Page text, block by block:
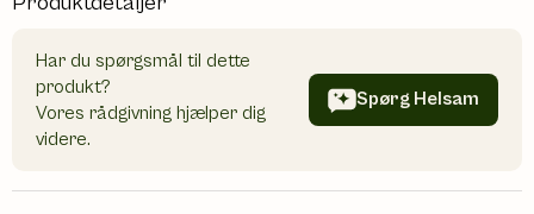
Har du spørgsmål til dette
produkt?
Vores rådgivning hjælper dig
videre.
Spørg Helsam